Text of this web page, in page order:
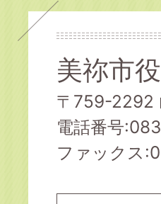
美祢市
〒759-2292
電話番号
ファックス